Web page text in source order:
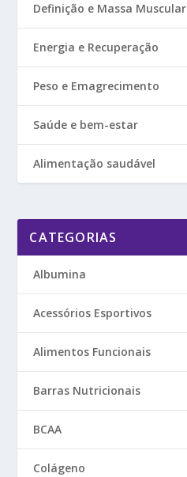
Definição e Massa Muscular
Energia e Recuperação
Peso e Emagrecimento
Saúde e bem-estar
Alimentação saudável
CATEGORIAS
Albumina
Acessórios Esportivos
Alimentos Funcionais
Barras Nutricionais
BCAA
Colágeno